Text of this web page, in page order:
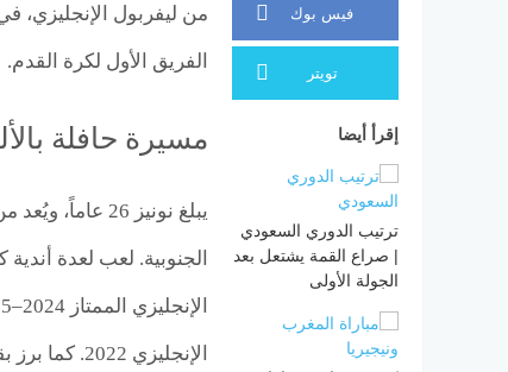
فيس بوك
تويتر
إقرأ أيضا
ترتيب الدوري السعودي
| صراع القمة يشتعل بعد
الجولة الأولى
من ليفربول الإنجليزي،
الفريق الأول لكرة القدم.
مسيرة حافلة
يبلغ نونيز 26
الجنوبية. لعب لعدة
الإنجليزي